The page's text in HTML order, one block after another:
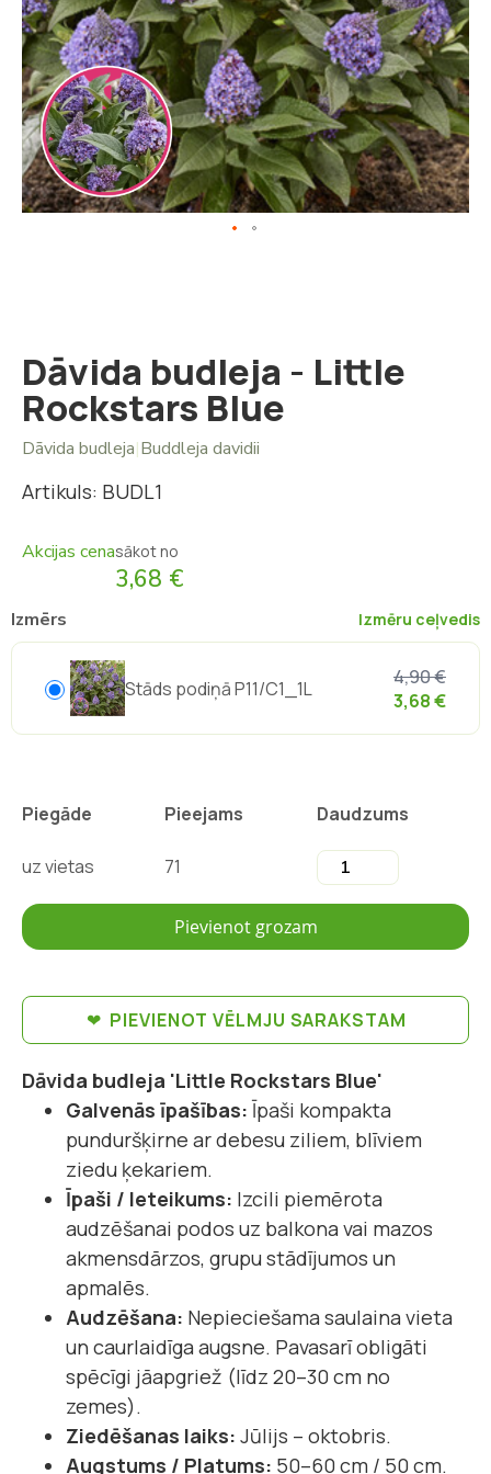
Dāvida budleja - Little
Rockstars Blue
Dāvida budleja|Buddleja davidii
Artikuls: BUDL1
Akcijas cenasākot no
3,68 €
Izmērs Izmēru ceļvedis
Stāds podiņā P11/C1_1L
4,90 €
3,68 €
Piegāde Pieejams Daudzums
uz vietas 71
Pievienot grozam
PIEVIENOT VĒLMJU SARAKSTAM
Dāvida budleja 'Little Rockstars Blue'
Galvenās īpašības: Īpaši kompakta
punduršķirne ar debesu ziliem, blīviem
ziedu ķekariem.
Īpaši / Ieteikums: Izcili piemērota
audzēšanai podos uz balkona vai mazos
akmensdārzos, grupu stādījumos un
apmalēs.
Audzēšana: Nepieciešama saulaina vieta
un caurlaidīga augsne. Pavasarī obligāti
spēcīgi jāapgriež (līdz 20–30 cm no
zemes).
Ziedēšanas laiks: Jūlijs – oktobris.
Augstums / Platums: 50–60 cm / 50 cm.